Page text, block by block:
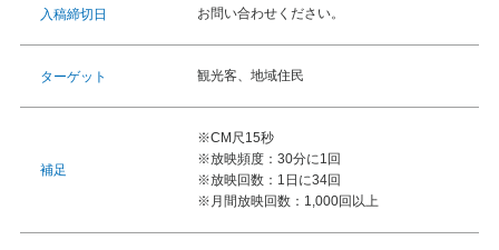
入稿締切日 お問い合わせください。
ターゲット 観光客、地域住民
補足
※CM尺15秒
※放映頻度：30分に1回
※放映回数：1日に34回
※月間放映回数：1,000回以上